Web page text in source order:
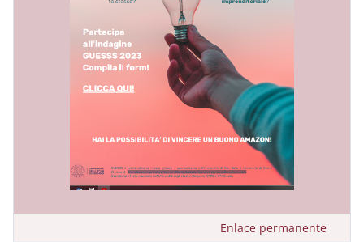
Enlace permanente